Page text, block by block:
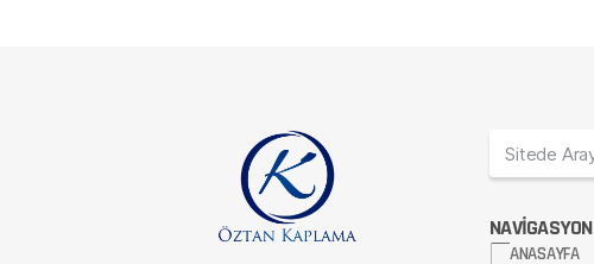
NAVİGASYON
ANASAYFA